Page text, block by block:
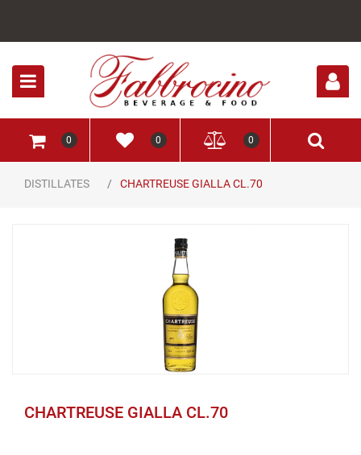
0 0 0
DISTILLATES CHARTREUSE GIALLA CL.70
CHARTREUSE GIALLA CL.70